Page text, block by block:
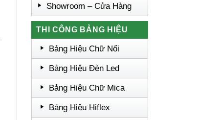
Showroom – Cửa Hàng
THI CÔNG BẢNG HIỆU
Bảng Hiệu Chữ Nổi
Bảng Hiệu Đèn Led
Bảng Hiệu Chữ Mica
Bảng Hiệu Hiflex